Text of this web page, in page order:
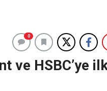
0
ve HSBC’ye